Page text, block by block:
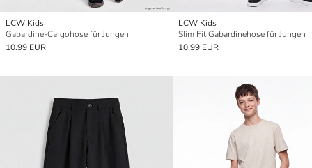
LCW Kids
Gabardine-Cargohose für Jungen
10.99 EUR
LCW Kids
Slim Fit Gabardinehose für Jungen
10.99 EUR